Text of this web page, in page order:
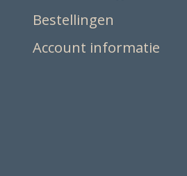
Bestellingen
Account informatie